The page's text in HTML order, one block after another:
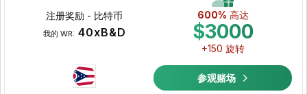
600% 高达
$3000
+150 旋转
注册奖励 - 比特币
我的 WR: 40xB&D
参观赌场